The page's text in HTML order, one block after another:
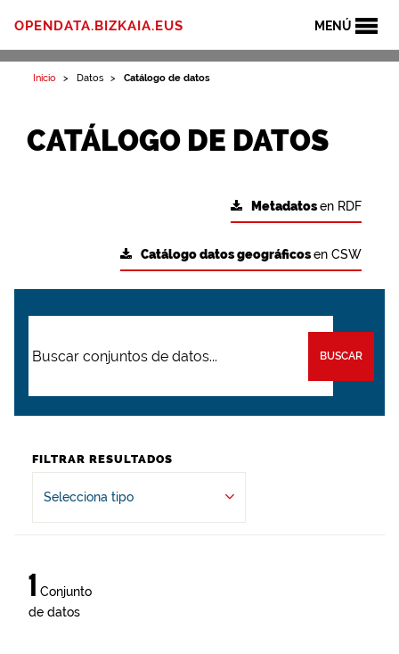
MENÚ
OPENDATA.BIZKAIA.EUS
Inicio Datos Catálogo de datos
CATÁLOGO DE DATOS
Metadatosen RDF
Catálogo datos geográficosen CSW
BUSCAR
FILTRAR RESULTADOS
Selecciona tipo
1 Conjunto
de datos